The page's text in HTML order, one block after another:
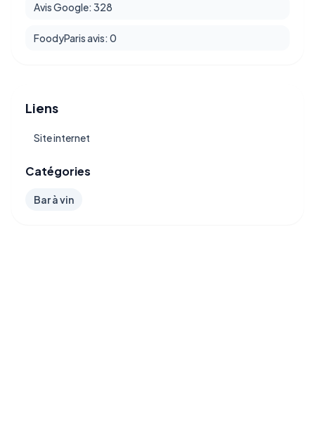
Avis Google: 328
FoodyParis avis: 0
Liens
Site internet
Catégories
Bar à vin